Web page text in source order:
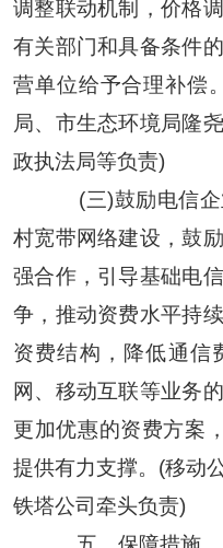
调整联动机制，价格
有关部门和具备条件
营单位给予合理补偿
局、市生态环境局隆
政执法局等负责)
(三)鼓励电信企
村宽带网络建设，鼓
强合作，引导基础电
争，推动资费水平持
资费结构，降低通信
网、移动互联等业务
更加优惠的资费方案
提供有力支撑。(移动
铁塔公司牵头负责)